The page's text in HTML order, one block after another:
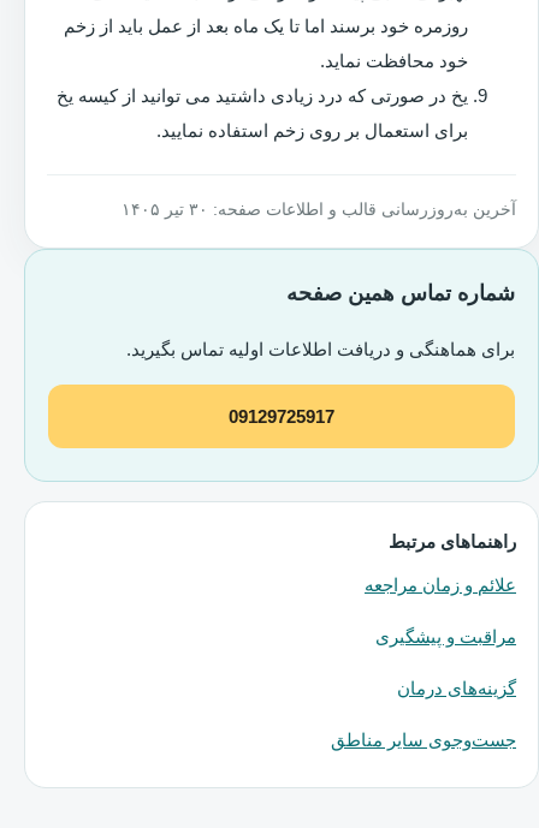
روزمره خود برسند اما تا یک ماه بعد از عمل باید از زخم
خود محافظت نماید.
یخ در صورتی که درد زیادی داشتید می توانید از کیسه یخ
برای استعمال بر روی زخم استفاده نمایید.
آخرین به‌روزرسانی قالب و اطلاعات صفحه: ۳۰ تیر ۱۴۰۵
شماره تماس همین صفحه
برای هماهنگی و دریافت اطلاعات اولیه تماس بگیرید.
09129725917
راهنماهای مرتبط
علائم و زمان مراجعه
مراقبت و پیشگیری
گزینه‌های درمان
جست‌وجوی سایر مناطق